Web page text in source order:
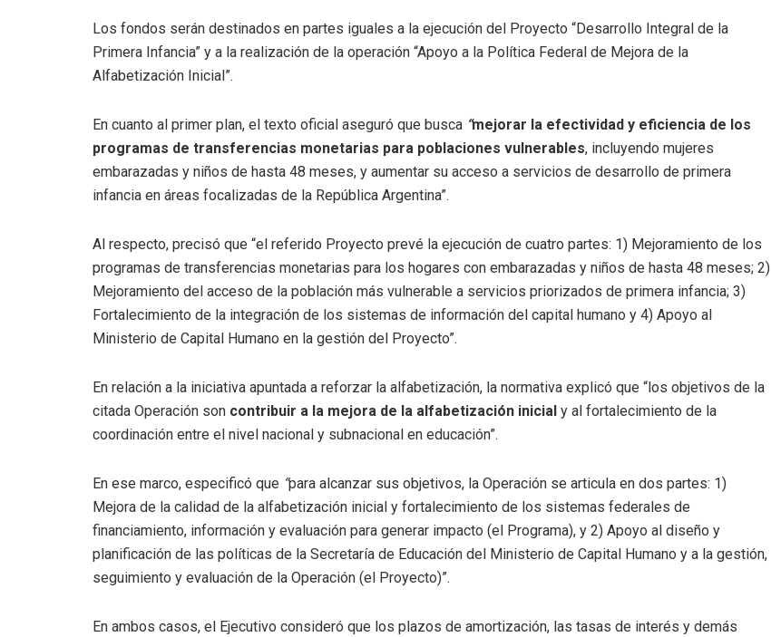
Los fondos serán destinados en partes iguales a la ejecución del Proyecto “Desarrollo Integral de la
Primera Infancia” y a la realización de la operación “Apoyo a la Política Federal de Mejora de la
Alfabetización Inicial”.
En cuanto al primer plan, el texto oficial aseguró que busca “mejorar la efectividad y eficiencia de los
programas de transferencias monetarias para poblaciones vulnerables, incluyendo mujeres
embarazadas y niños de hasta 48 meses, y aumentar su acceso a servicios de desarrollo de primera
infancia en áreas focalizadas de la República Argentina”.
Al respecto, precisó que “el referido Proyecto prevé la ejecución de cuatro partes: 1) Mejoramiento de los
programas de transferencias monetarias para los hogares con embarazadas y niños de hasta 48 meses; 2)
Mejoramiento del acceso de la población más vulnerable a servicios priorizados de primera infancia; 3)
Fortalecimiento de la integración de los sistemas de información del capital humano y 4) Apoyo al
Ministerio de Capital Humano en la gestión del Proyecto”.
En relación a la iniciativa apuntada a reforzar la alfabetización, la normativa explicó que “los objetivos de la
citada Operación son contribuir a la mejora de la alfabetización inicial y al fortalecimiento de la
coordinación entre el nivel nacional y subnacional en educación”.
En ese marco, especificó que “para alcanzar sus objetivos, la Operación se articula en dos partes: 1)
Mejora de la calidad de la alfabetización inicial y fortalecimiento de los sistemas federales de
financiamiento, información y evaluación para generar impacto (el Programa), y 2) Apoyo al diseño y
planificación de las políticas de la Secretaría de Educación del Ministerio de Capital Humano y a la gestión,
seguimiento y evaluación de la Operación (el Proyecto)”.
En ambos casos, el Ejecutivo consideró que los plazos de amortización, las tasas de interés y demás